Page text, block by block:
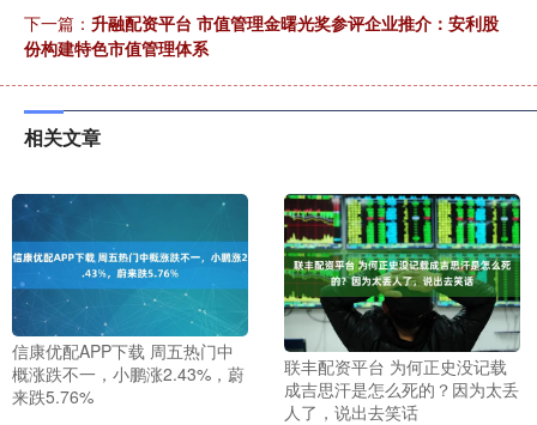
下一篇： 升融配资平台 市值管理金曙光奖参评企业推介：安利股
份构建特色市值管理体系
相关文章
信康优配APP下载 周五热门中
概涨跌不一，小鹏涨2.43%，蔚
来跌5.76%
联丰配资平台 为何正史没记载
成吉思汗是怎么死的？因为太丢
人了，说出去笑话